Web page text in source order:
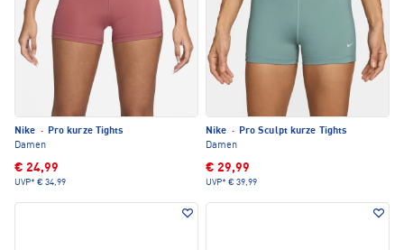
Nike · Pro kurze Tights
Damen
€ 24,99
UVP* € 34,99
Nike · Pro Sculpt kurze Tights
Damen
€ 29,99
UVP* € 39,99